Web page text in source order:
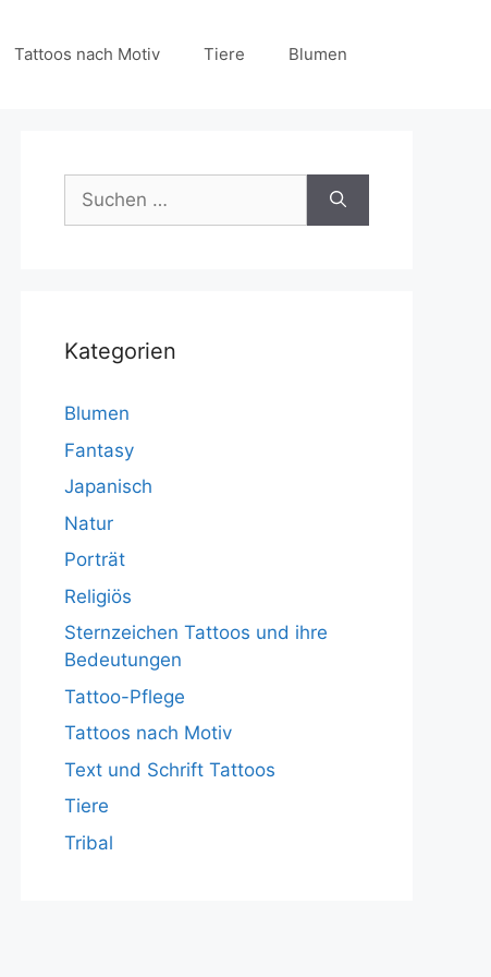
Tattoos nach Motiv Tiere Blumen
Suchen
nach:
Kategorien
Blumen
Fantasy
Japanisch
Natur
Porträt
Religiös
Sternzeichen Tattoos und ihre
Bedeutungen
Tattoo-Pflege
Tattoos nach Motiv
Text und Schrift Tattoos
Tiere
Tribal